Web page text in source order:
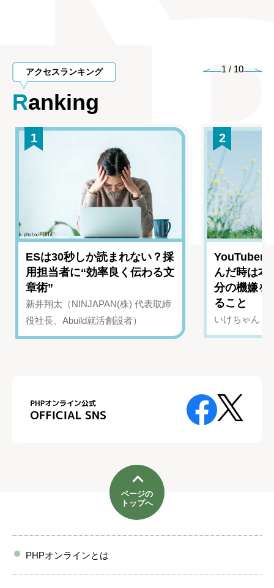
アクセスランキング
Ranking
1 / 10
1
ESは30秒しか読まれない？採
用担当者に“効率良く伝わる文
章術”
新井翔太（NINJAPAN(株) 代表取締
役社長、Abuild就活創設者）
2
YouTuber
んだ時は
分の機嫌を
ること
いけちゃん（
ページの
トップへ
PHPオンラインとは